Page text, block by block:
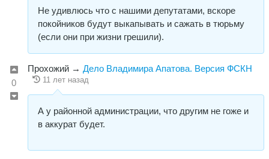
Не удивлюсь что с нашими депутатами, вскоре
покойников будут выкапывать и сажать в тюрьму
(если они при жизни грешили).
0
Прохожий → Дело Владимира Апатова. Версия ФСКН
11 лет назад
А у районной администрации, что другим не гоже и
в аккурат будет.